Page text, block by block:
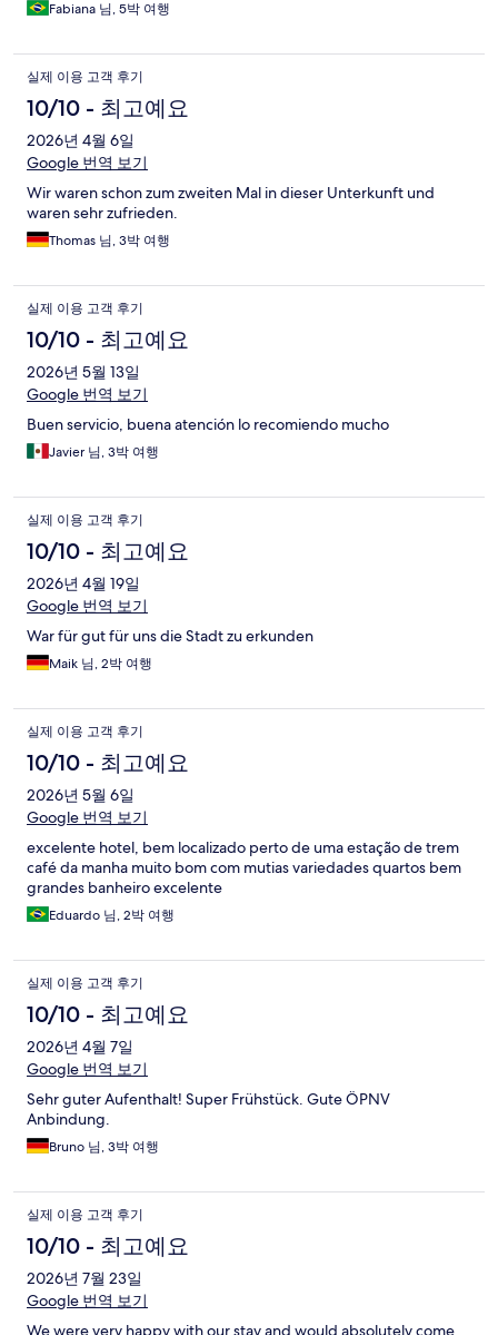
Fabiana 님, 5박 여행
실제 이용 고객 후기
10/10 - 최고예요
2026년 4월 6일
Google 번역 보기
Wir waren schon zum zweiten Mal in dieser Unterkunft und
waren sehr zufrieden.
Thomas 님, 3박 여행
실제 이용 고객 후기
10/10 - 최고예요
2026년 5월 13일
Google 번역 보기
Buen servicio, buena atención lo recomiendo mucho
Javier 님, 3박 여행
실제 이용 고객 후기
10/10 - 최고예요
2026년 4월 19일
Google 번역 보기
War für gut für uns die Stadt zu erkunden
Maik 님, 2박 여행
실제 이용 고객 후기
10/10 - 최고예요
2026년 5월 6일
Google 번역 보기
excelente hotel, bem localizado perto de uma estação de trem
café da manha muito bom com mutias variedades quartos bem
grandes banheiro excelente
Eduardo 님, 2박 여행
실제 이용 고객 후기
10/10 - 최고예요
2026년 4월 7일
Google 번역 보기
Sehr guter Aufenthalt! Super Frühstück. Gute ÖPNV
Anbindung.
Bruno 님, 3박 여행
실제 이용 고객 후기
10/10 - 최고예요
2026년 7월 23일
Google 번역 보기
We were very happy with our stay and would absolutely come